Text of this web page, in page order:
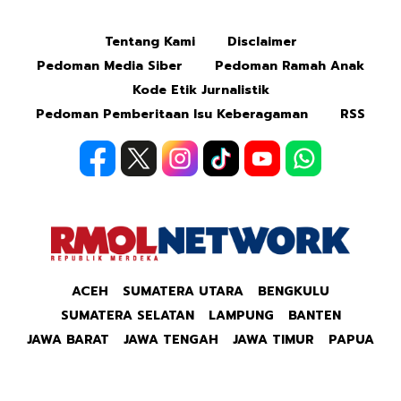
Tentang Kami
Disclaimer
Pedoman Media Siber
Pedoman Ramah Anak
Kode Etik Jurnalistik
Pedoman Pemberitaan Isu Keberagaman
RSS
ACEH SUMATERA UTARA
BENGKULU
SUMATERA SELATAN
LAMPUNG
BANTEN
JAWA BARAT
JAWA TENGAH JAWA TIMUR PAPUA